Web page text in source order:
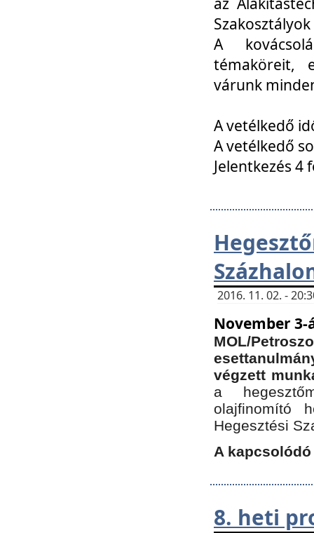
A
témaköreit,
várunk
A vetélkedő
A vetélkedő
Jelentkezés 4
2016. 11. 02. -
November
MOL/
végzett
a
olajfinomító
Hegesztési
A
8. heti